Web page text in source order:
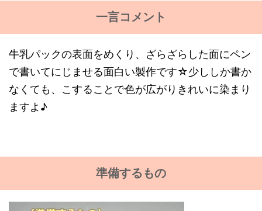
一言コメント
牛乳パックの表面をめくり、ざらざらした面にペン
で書いてにじませる面白い製作です☆少ししか書か
なくても、こすることで色が広がりきれいに染まり
ますよ♪
準備するもの